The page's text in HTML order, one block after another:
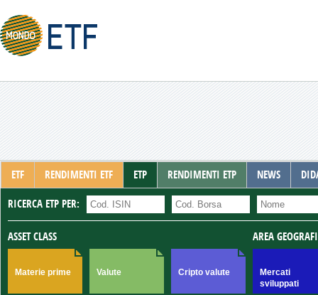
ETF RENDIMENTI ETF ETP RENDIMENTI ETP NEWS
RICERCA ETP PER:
ASSET CLASS
Materie prime Valute Cripto valute
AREA
Mercati
sviluppati